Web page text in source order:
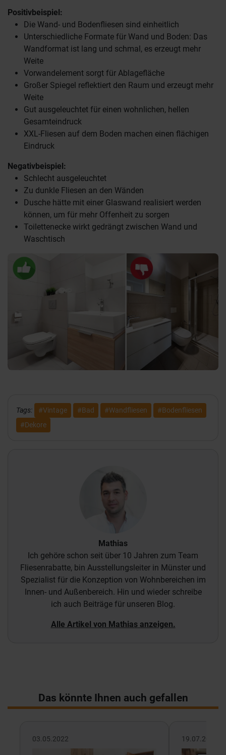
Positivbeispiel:
Die Wand- und Bodenfliesen sind einheitlich
Unterschiedliche Formate für Wand und Boden: Das
Wandformat ist lang und schmal, es erzeugt mehr
Weite
Vorwandelement sorgt für Ablagefläche
Großer Spiegel reflektiert den Raum und erzeugt mehr
Weite
Gut ausgeleuchtet für einen wohnlichen, hellen
Gesamteindruck
XXL-Fliesen auf dem Boden machen einen flächigen
Eindruck
Negativbeispiel:
Schlecht ausgeleuchtet
Zu dunkle Fliesen an den Wänden
Dusche hätte mit einer Glaswand realisiert werden
können, um für mehr Offenheit zu sorgen
Toilettenecke wirkt gedrängt zwischen Wand und
Waschtisch
Tags: #Vintage #Bad #Wandfliesen
#Bodenfliesen
#Dekore
Mathias
Ich gehöre schon seit über 10 Jahren zum Team
Fliesenrabatte, bin Ausstellungsleiter in Münster und
Spezialist für die Konzeption von Wohnbereichen im
Innen- und Außenbereich. Hin und wieder schreibe
ich auch Beiträge für unseren Blog.
Alle Artikel von Mathias anzeigen.
Das könnte Ihnen auch gefallen
03.05.2022 19.07.2022